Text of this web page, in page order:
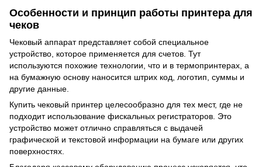
Особенности и принцип работы принтера для
чеков
Чековый аппарат представляет собой специальное
устройство, которое применяется для счетов. Тут
используются похожие технологии, что и в термопринтерах, а
на бумажную основу наносится штрих код, логотип, суммы и
другие данные.
Купить чековый принтер целесообразно для тех мест, где не
подходит использование фискальных регистраторов. Это
устройство может отлично справляться с выдачей
графической и текстовой информации на бумаге или других
поверхностях.